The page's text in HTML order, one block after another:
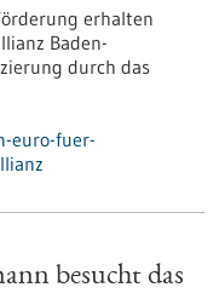
erhalten
Baden-
durch das
euro-fuer-
besucht das